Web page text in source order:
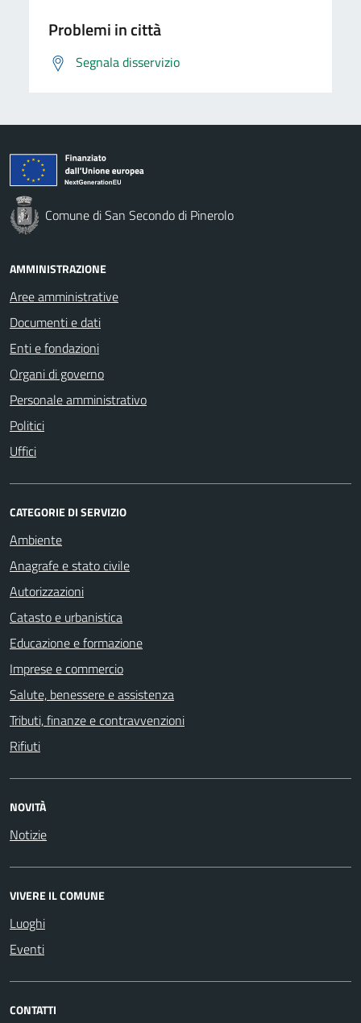
Problemi in città
Segnala disservizio
Comune di San Secondo di Pinerolo
AMMINISTRAZIONE
Aree amministrative
Documenti e dati
Enti e fondazioni
Organi di governo
Personale amministrativo
Politici
Uffici
CATEGORIE DI SERVIZIO
Ambiente
Anagrafe e stato civile
Autorizzazioni
Catasto e urbanistica
Educazione e formazione
Imprese e commercio
Salute, benessere e assistenza
Tributi, finanze e contravvenzioni
Rifiuti
NOVITÀ
Notizie
VIVERE IL COMUNE
Luoghi
Eventi
CONTATTI